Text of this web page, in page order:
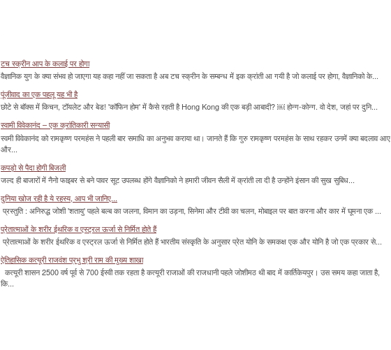
टच स्क्रीन आप के कलाई पर होगा
वैज्ञानिक युग के क्या संभव हो जाएगा यह कहा नहीं जा सकता है अब टच स्क्रीन के सम्बन्ध में इक क्रांती आ गयी है जो कलाई पर होगा, वैज्ञानिको के...
पूंजीवाद का एक पहलू यह भी है
छोटे से बॉक्‍स में किचन, टॉयलेट और बेड! 'कॉफिन होम' में कैसे रहती है Hong Kong की एक बड़ी आबादी? ￼ होन्ग-कोन्ग. वो देश, जहां पर दुनि...
स्वामी विवेकानंद – एक क्रांतिकारी सन्यासी
स्वमी विवेकानंद को रामकृष्ण परमहंस ने पहली बार समाधि का अनुभव कराया था। जानते हैं कि गुरु रामकृष्ण परमहंस के साथ रहकर उनमें क्या बदलाव आए
और...
कपड़ो से पैदा होगी बिजली
जल्द ही बाजारों में नैनो फाइबर से बने पावर सूट उपलब्ध होंगे वैज्ञानिको ने हमारी जीवन सैली में क्रांती ला दी है उन्होंने इंसान की सुख सुबिध...
दुनिया खोज रही है ये रहस्य, आप भी जानिए...
प्रस्तुति : अनिरुद्ध जोशी 'शतायु' पहले बल्ब का जलना, विमान का उड़ना, सिनेमा और टीवी का चलन, मोबाइल पर बात करना और कार में घूमना एक ...
प्रेतात्माओं के शरीर ईथरिक व एस्ट्रल ऊर्जा से निर्मित होते हैं
प्रेतात्माओं के शरीर ईथरिक व एस्ट्रल ऊर्जा से निर्मित होते हैं भारतीय संस्कृति के अनुसार प्रेत योनि के समकक्ष एक और योनि है जो एक प्रकार से...
ऐतिहासिक कत्यूरी राजवंश प्रभु श्री राम की मुख्य शाखा
कत्यूरी शासन 2500 वर्ष पूर्व से 700 ईस्वी तक रहता है कत्यूरी राजाओं की राजधानी पहले जोशीमठ थी बाद में कार्तिकेयपुर। उस समय कहा जाता है,
कि...